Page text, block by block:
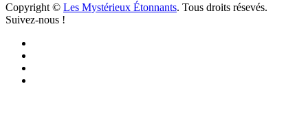
Copyright © Les Mystérieux Étonnants. Tous droits résevés.
Suivez-nous !